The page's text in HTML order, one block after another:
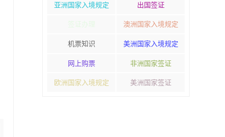
亚洲国家入境规定 出国签证
澳洲国家入境规定
机票知识 美洲国家入境规定
网上购票 非洲国家签证
欧洲国家入境规定 美洲国家签证